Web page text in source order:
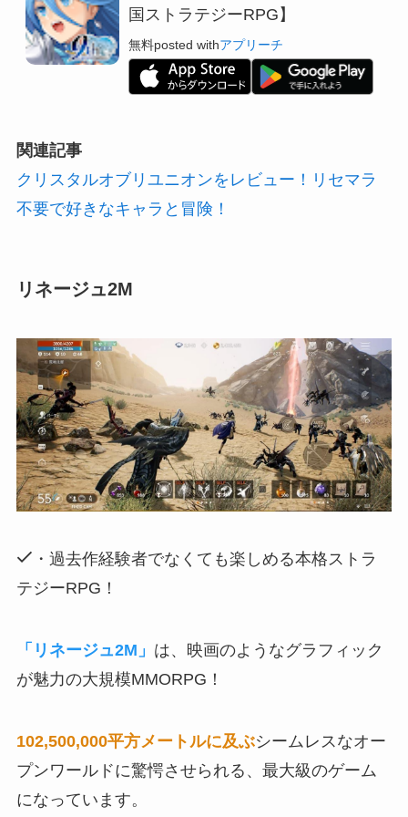
国ストラテジーRPG】
無料posted withアプリーチ
関連記事
クリスタルオブリユニオンをレビュー！リセマラ
不要で好きなキャラと冒険！
リネージュ2M
・過去作経験者でなくても楽しめる本格ストラ
テジーRPG！
「リネージュ2M」 は、映画のようなグラフィック
が魅力の大規模MMORPG！
102,500,000平方メートルに及ぶシームレスなオー
プンワールドに驚愕させられる、最大級のゲーム
になっています。